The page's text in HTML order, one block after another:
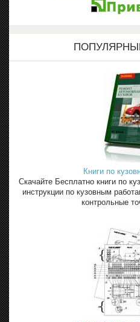
Книги по
Скачайте Бесплатно книги по
инструкции по кузовным
контрольные